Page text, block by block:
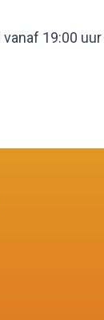
19:00